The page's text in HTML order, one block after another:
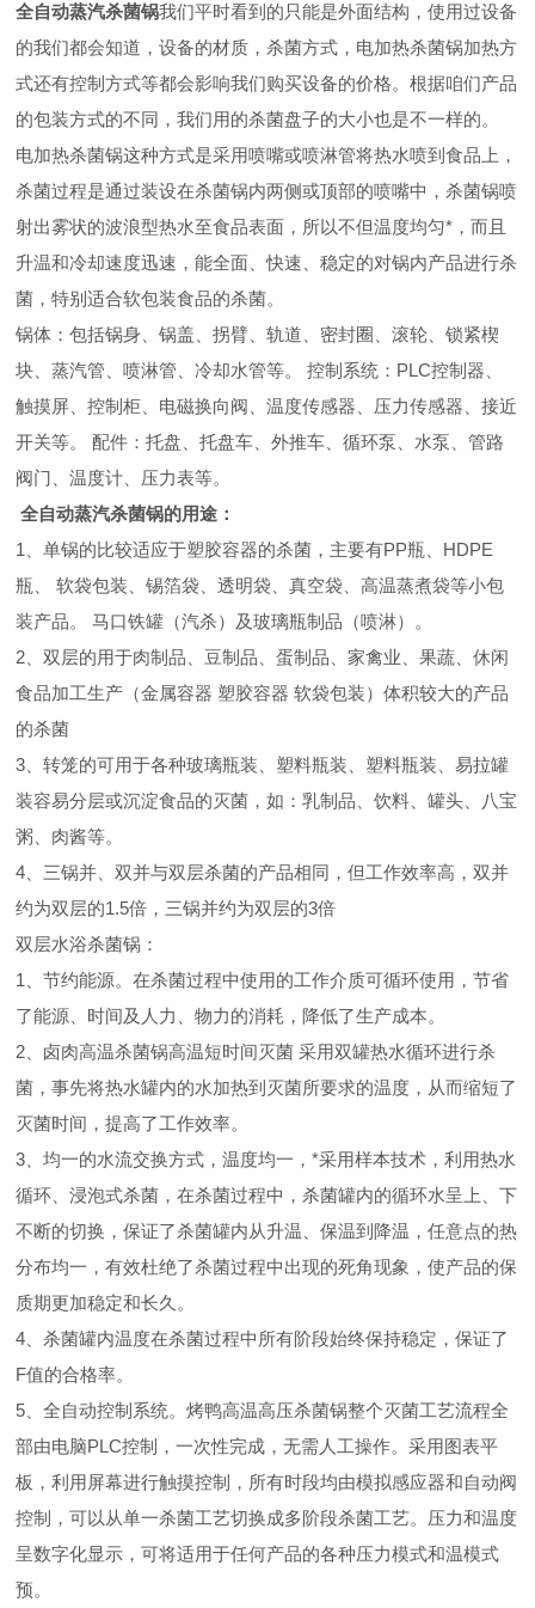
全自动蒸汽杀菌锅我们平时看到的只能是外面结构，使用过设备
的我们都会知道，设备的材质，杀菌方式，电加热杀菌锅加热方
式还有控制方式等都会影响我们购买设备的价格。根据咱们产品
的包装方式的不同，我们用的杀菌盘子的大小也是不一样的。
电加热杀菌锅这种方式是采用喷嘴或喷淋管将热水喷到食品上，
杀菌过程是通过装设在杀菌锅内两侧或顶部的喷嘴中，杀菌锅喷
射出雾状的波浪型热水至食品表面，所以不但温度均匀*，而且
升温和冷却速度迅速，能全面、快速、稳定的对锅内产品进行杀
菌，特别适合软包装食品的杀菌。
锅体：包括锅身、锅盖、拐臂、轨道、密封圈、滚轮、锁紧楔
块、蒸汽管、喷淋管、冷却水管等。 控制系统：PLC控制器、
触摸屏、控制柜、电磁换向阀、温度传感器、压力传感器、接近
开关等。 配件：托盘、托盘车、外推车、循环泵、水泵、管路
阀门、温度计、压力表等。
全自动蒸汽杀菌锅的用途：
1、单锅的比较适应于塑胶容器的杀菌，主要有PP瓶、HDPE
瓶、 软袋包装、锡箔袋、透明袋、真空袋、高温蒸煮袋等小包
装产品。 马口铁罐（汽杀）及玻璃瓶制品（喷淋）。
2、双层的用于肉制品、豆制品、蛋制品、家禽业、果蔬、休闲
食品加工生产（金属容器 塑胶容器 软袋包装）体积较大的产品
的杀菌
3、转笼的可用于各种玻璃瓶装、塑料瓶装、塑料瓶装、易拉罐
装容易分层或沉淀食品的灭菌，如：乳制品、饮料、罐头、八宝
粥、肉酱等。
4、三锅并、双并与双层杀菌的产品相同，但工作效率高，双并
约为双层的1.5倍，三锅并约为双层的3倍
双层水浴杀菌锅：
1、节约能源。在杀菌过程中使用的工作介质可循环使用，节省
了能源、时间及人力、物力的消耗，降低了生产成本。
2、卤肉高温杀菌锅高温短时间灭菌 采用双罐热水循环进行杀
菌，事先将热水罐内的水加热到灭菌所要求的温度，从而缩短了
灭菌时间，提高了工作效率。
3、均一的水流交换方式，温度均一，*采用样本技术，利用热水
循环、浸泡式杀菌，在杀菌过程中，杀菌罐内的循环水呈上、下
不断的切换，保证了杀菌罐内从升温、保温到降温，任意点的热
分布均一，有效杜绝了杀菌过程中出现的死角现象，使产品的保
质期更加稳定和长久。
4、杀菌罐内温度在杀菌过程中所有阶段始终保持稳定，保证了
F值的合格率。
5、全自动控制系统。烤鸭高温高压杀菌锅整个灭菌工艺流程全
部由电脑PLC控制，一次性完成，无需人工操作。采用图表平
板，利用屏幕进行触摸控制，所有时段均由模拟感应器和自动阀
控制，可以从单一杀菌工艺切换成多阶段杀菌工艺。压力和温度
呈数字化显示，可将适用于任何产品的各种压力模式和温模式
预。